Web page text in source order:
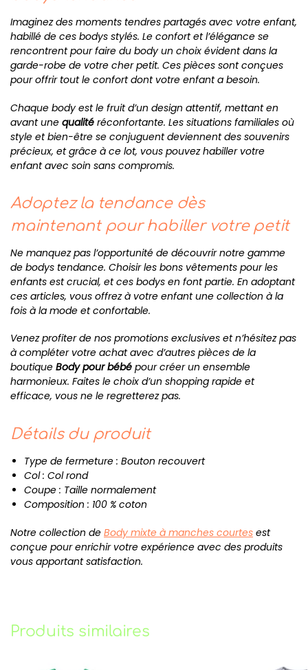
Imaginez des moments tendres partagés avec votre enfant,
habillé de ces bodys stylés. Le confort et l’élégance se
rencontrent pour faire du body un choix évident dans la
garde-robe de votre cher petit. Ces pièces sont conçues
pour offrir tout le confort dont votre enfant a besoin.
Chaque body est le fruit d’un design attentif, mettant en
avant une qualité réconfortante. Les situations familiales où
style et bien-être se conjuguent deviennent des souvenirs
précieux, et grâce à ce lot, vous pouvez habiller votre
enfant avec soin sans compromis.
Adoptez la tendance dès
maintenant pour habiller votre petit
Ne manquez pas l’opportunité de découvrir notre gamme
de bodys tendance. Choisir les bons vêtements pour les
enfants est crucial, et ces bodys en font partie. En adoptant
ces articles, vous offrez à votre enfant une collection à la
fois à la mode et confortable.
Venez profiter de nos promotions exclusives et n’hésitez pas
à compléter votre achat avec d’autres pièces de la
boutique Body pour bébé pour créer un ensemble
harmonieux. Faites le choix d’un shopping rapide et
efficace, vous ne le regretterez pas.
Détails du produit
Type de fermeture : Bouton recouvert
Col : Col rond
Coupe : Taille normalement
Composition : 100 % coton
Notre collection de Body mixte à manches courtes est
conçue pour enrichir votre expérience avec des produits
vous apportant satisfaction.
Produits similaires